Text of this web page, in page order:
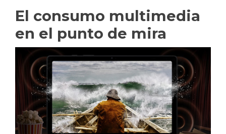
El consumo multimedia
en el punto de mira